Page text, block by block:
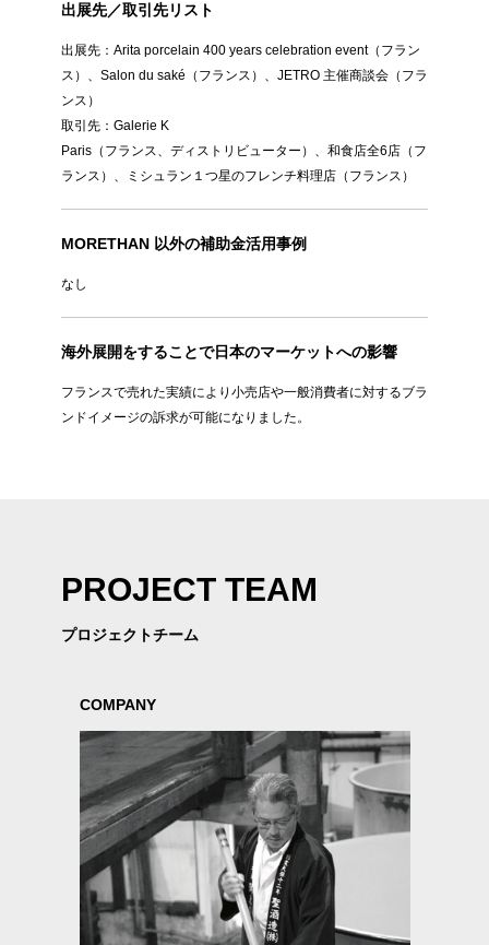
出展先／取引先リスト
出展先：Arita porcelain 400 years celebration event（フラン
ス）、Salon du saké（フランス）、JETRO 主催商談会（フラ
ンス）
取引先：Galerie K
Paris（フランス、ディストリビューター）、和食店全6店（フ
ランス）、ミシュラン１つ星のフレンチ料理店（フランス）
MORETHAN 以外の補助金活用事例
なし
海外展開をすることで日本のマーケットへの影響
フランスで売れた実績により小売店や一般消費者に対するブラ
ンドイメージの訴求が可能になりました。
PROJECT TEAM
プロジェクトチーム
COMPANY